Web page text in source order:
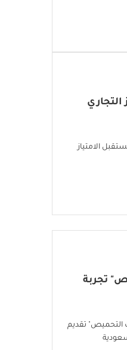
التجاري
الامتياز
تجربة
التحميص" تقديم